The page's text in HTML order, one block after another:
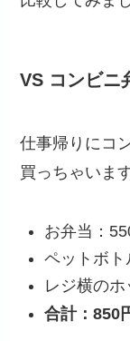
VS コンビニ
仕事帰りにコ
買っちゃいま
お弁当：
ペットボト
レジ横の
合計：850